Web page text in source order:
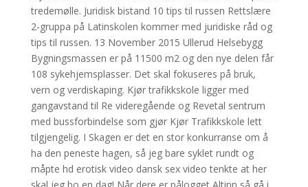
tredemølle. Juridisk bistand 10 tips til russen Rettslære
2-gruppa på Latinskolen kommer med juridiske råd og
tips til russen. 13 November 2015 Ullerud Helsebygg
Bygningsmassen er på 11500 m2 og den nye delen får
108 sykehjemsplasser. Det skal fokuseres på bruk,
vern og verdiskaping. Kjør trafikkskole ligger med
gangavstand til Re videregående og Revetal sentrum
med bussforbindelse som gjør Kjør Trafikkskole lett
tilgjengelig. I Skagen er det en stor konkurranse om å
ha den peneste hagen, så jeg bare syklet rundt og
måpte hd erotisk video dansk sex video tenkte at her